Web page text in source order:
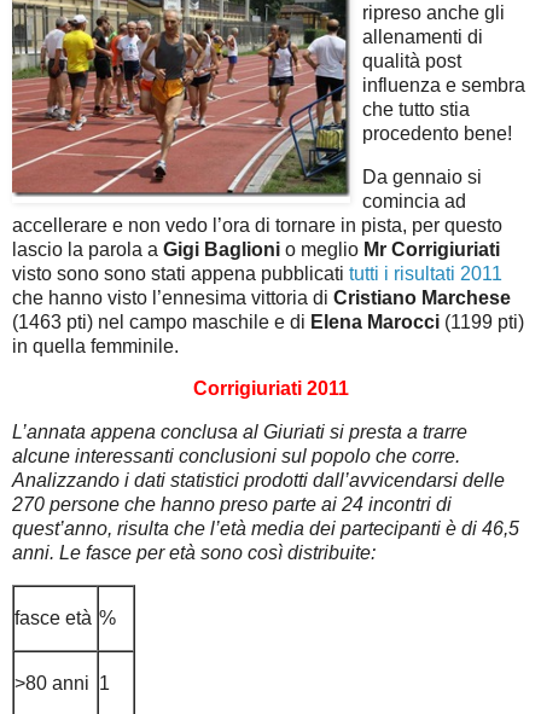
ripreso anche gli
allenamenti di
qualità post
influenza e sembra
che tutto stia
procedento bene!
Da gennaio si
comincia ad
accellerare e non vedo l’ora di tornare in pista, per questo
lascio la parola a Gigi Baglioni o meglio Mr Corrigiuriati
visto sono sono stati appena pubblicati tutti i risultati 2011
che hanno visto l’ennesima vittoria di Cristiano Marchese
(1463 pti) nel campo maschile e di Elena Marocci (1199 pti)
in quella femminile.
Corrigiuriati 2011
L’annata appena conclusa al Giuriati si presta a trarre
alcune interessanti conclusioni sul popolo che corre.
Analizzando i dati statistici prodotti dall’avvicendarsi delle
270 persone che hanno preso parte ai 24 incontri di
quest’anno, risulta che l’età media dei partecipanti è di 46,5
anni. Le fasce per età sono così distribuite:
fasce età %
>80 anni 1